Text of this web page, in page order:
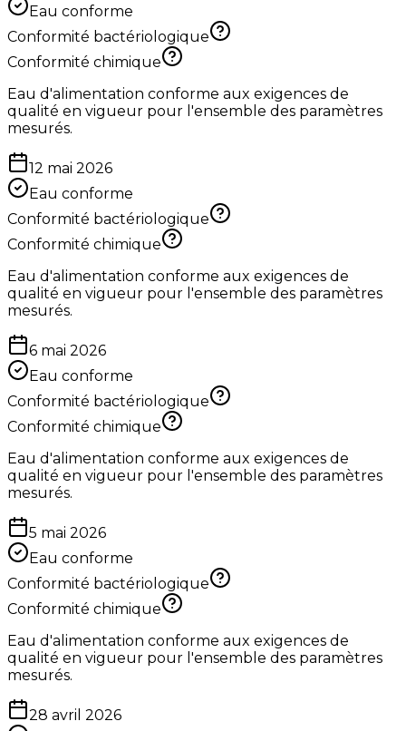
Eau conforme
Conformité bactériologique
Conformité chimique
Eau d'alimentation conforme aux exigences de
qualité en vigueur pour l'ensemble des paramètres
mesurés.
12 mai 2026
Eau conforme
Conformité bactériologique
Conformité chimique
Eau d'alimentation conforme aux exigences de
qualité en vigueur pour l'ensemble des paramètres
mesurés.
6 mai 2026
Eau conforme
Conformité bactériologique
Conformité chimique
Eau d'alimentation conforme aux exigences de
qualité en vigueur pour l'ensemble des paramètres
mesurés.
5 mai 2026
Eau conforme
Conformité bactériologique
Conformité chimique
Eau d'alimentation conforme aux exigences de
qualité en vigueur pour l'ensemble des paramètres
mesurés.
28 avril 2026